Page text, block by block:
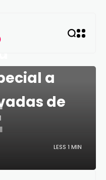
a
de
LESS 1 MIN